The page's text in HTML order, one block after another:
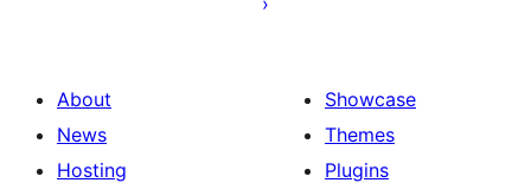
About
News
Hosting
Showcase
Themes
Plugins